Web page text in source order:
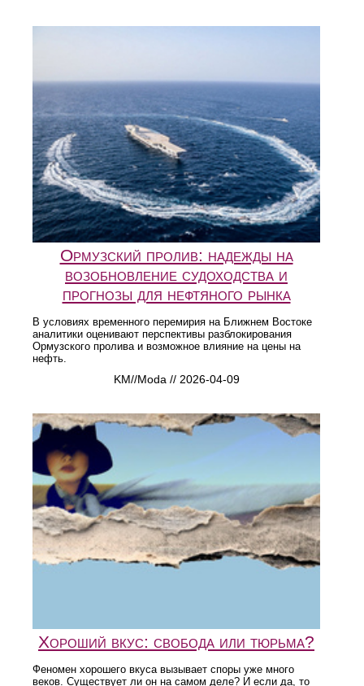
Ормузский пролив: надежды на
возобновление судоходства и
прогнозы для нефтяного рынка
В условиях временного перемирия на Ближнем Востоке
аналитики оценивают перспективы разблокирования
Ормузского пролива и возможное влияние на цены на
нефть.
KM//Moda // 2026-04-09
Хороший вкус: свобода или тюрьма?
Феномен хорошего вкуса вызывает споры уже много
веков. Существует ли он на самом деле? И если да, то